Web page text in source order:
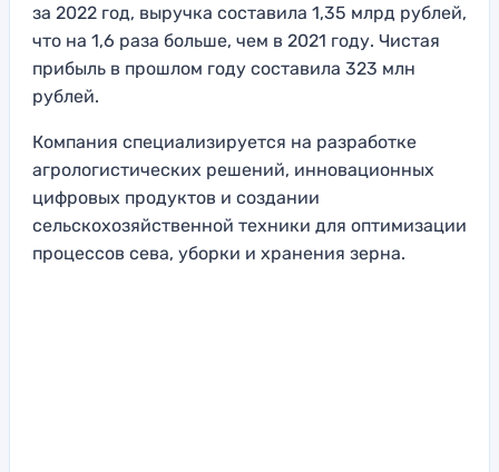
за 2022 год, выручка составила 1,35 млрд рублей,
что на 1,6 раза больше, чем в 2021 году. Чистая
прибыль в прошлом году составила 323 млн
рублей.
Компания специализируется на разработке
агрологистических решений, инновационных
цифровых продуктов и создании
сельскохозяйственной техники для оптимизации
процессов сева, уборки и хранения зерна.